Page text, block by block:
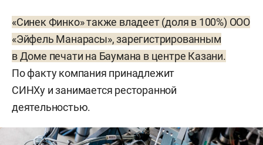
«Синек Финко» также владеет (доля в 100%) ООО
«Эйфель Манарасы», зарегистрированным
в Доме печати на Баумана в центре Казани.
По факту компания принадлежит
СИНХу и занимается ресторанной
деятельностью.